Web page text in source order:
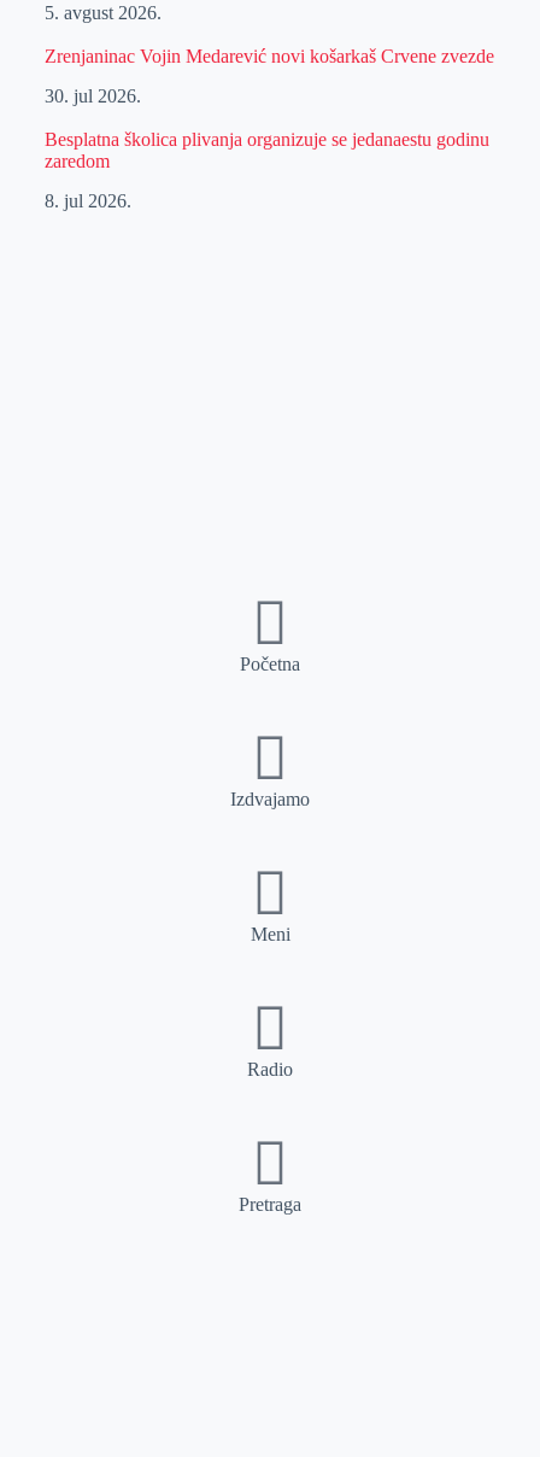
5. avgust 2026.
Zrenjaninac Vojin Medarević novi košarkaš Crvene zvezde
30. jul 2026.
Besplatna školica plivanja organizuje se jedanaestu godinu
zaredom
8. jul 2026.
Početna
Izdvajamo
Meni
Radio
Pretraga